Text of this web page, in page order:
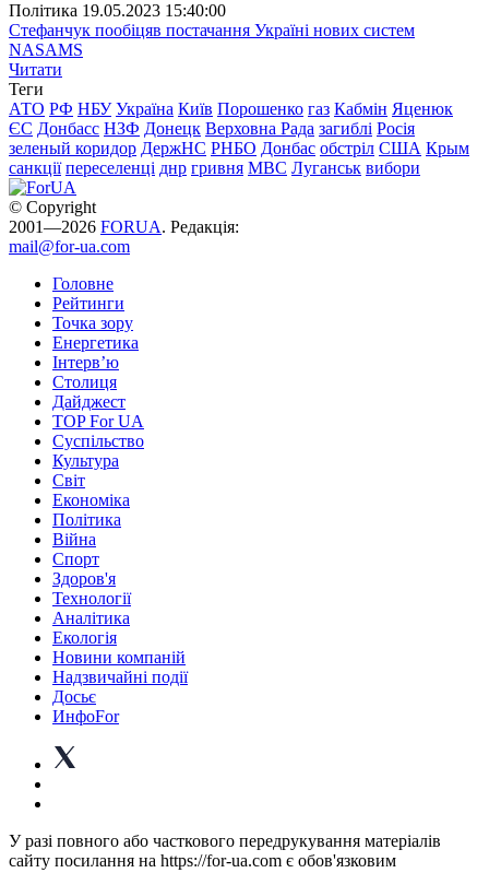
Полiтика 19.05.2023 15:40:00
Стефанчук пообіцяв постачання Україні нових систем
NASAMS
Читати
Теги
АТО РФ НБУ Україна Київ Порошенко газ Кабмін Яценюк
ЄС Донбасс НЗФ Донецк Верховна Рада загиблі Росія
зеленый коридор ДержНС РНБО Донбас обстріл США Крым
санкції переселенці днр гривня МВС Луганськ вибори
© Copyright
2001—2026 FORUA. Редакція:
mail@for-ua.com
Головне
Рейтинги
Точка зору
Енергетика
Інтерв’ю
Столиця
Дайджест
TOP For UA
Суспiльство
Культура
Світ
Економіка
Політика
Війна
Спорт
Здоров'я
Технології
Аналітика
Екологія
Новини компаній
Надзвичайні події
Досьє
ИнфоFor
У разі повного або часткового передрукування матеріалів
сайту посилання на https://for-ua.com є обов'язковим